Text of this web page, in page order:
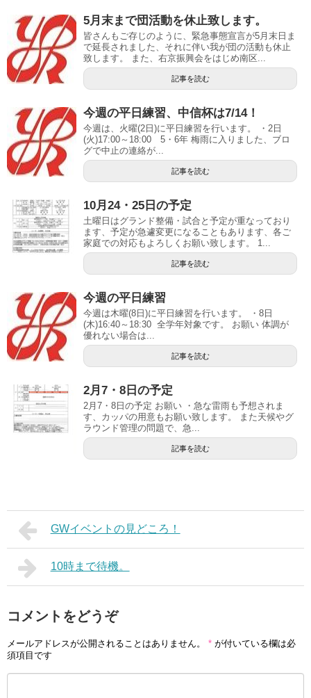
5月末まで団活動を休止致します。
皆さんもご存じのように、緊急事態宣言が5月末日ま
で延長されました、それに伴い我が団の活動も休止
致します。 また、右京振興会をはじめ南区...
記事を読む
今週の平日練習、中信杯は7/14！
今週は、火曜(2日)に平日練習を行います。 ・2日
(火)17:00～18:00 5・6年 梅雨に入りました、ブロ
グで中止の連絡が...
記事を読む
10月24・25日の予定
土曜日はグランド整備・試合と予定が重なっており
ます、予定が急遽変更になることもあります、各ご
家庭での対応もよろしくお願い致します。 1...
記事を読む
今週の平日練習
今週は木曜(8日)に平日練習を行います。 ・8日
(木)16:40～18:30 全学年対象です。 お願い 体調が
優れない場合は...
記事を読む
2月7・8日の予定
2月7・8日の予定 お願い ・急な雷雨も予想されま
す、カッパの用意もお願い致します。 また天候やグ
ラウンド管理の問題で、急...
記事を読む
GWイベントの見どころ！
10時まで待機。
コメントをどうぞ
メールアドレスが公開されることはありません。 * が付いている欄は必
須項目です